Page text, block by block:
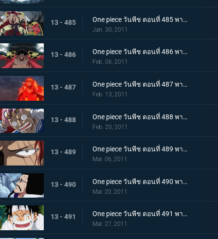
13 - 485 One piece วันพีช ตอนที่ 485 พากย์ไทย สะสางความแค้น หนวดขาว ปะทะ กลุ่มโจรสลัดหนวดดำ
Jan. 30, 2011
13 - 486 One piece วันพีช ตอนที่ 486 พากย์ไทย โชว์เริ่มเปิดม่าน! แผนร้ายของหนวดดำที่ถูกเปิดเผย!
Feb. 06, 2011
13 - 487 One piece วันพีช ตอนที่ 487 พากย์ไทย ทิฐิของอาคาอินุ! หมัดแม็กม่าที่พุ่งใส่ลูฟี่!
Feb. 13, 2011
13 - 488 One piece วันพีช ตอนที่ 488 พากย์ไทย เสียงร้องตะโกนสุดชีวิต! ชั่วขณะที่ความกล้าได้เปลี่ยนแปลงชะตากรรม!
Feb. 20, 2011
13 - 489 One piece วันพีช ตอนที่ 489 พากย์ไทย แซงคูสปรากฏตัว! จุดสิ้นสุดของมหาสงคราม
Mar. 06, 2011
13 - 490 One piece วันพีช ตอนที่ 490 พากย์ไทย เปิดศึกชิงอำนาจ! การเริ่มต้นของยุคสมัยใหม่!
Mar. 20, 2011
13 - 491 One piece วันพีช ตอนที่ 491 พากย์ไทย ขึ้นสู่เกาะสตรี ! ความจริงอันโหดร้ายที่โถมใส่ลูฟี่
Mar. 27, 2011